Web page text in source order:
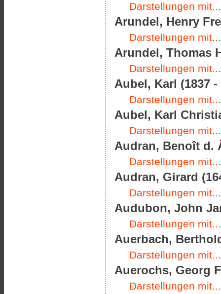
Darstellungen mit...
Arundel, Henry
Darstellungen mit...
Arundel, Thomas
Darstellungen mit...
Aubel, Karl (1837 -
Darstellungen mit...
Aubel, Karl
Darstellungen mit...
Audran, Benoît d.
Darstellungen mit...
Audran, Girard
Darstellungen mit...
Audubon, John
Darstellungen mit...
Auerbach,
Darstellungen mit...
Auerochs, Georg
Darstellungen mit...